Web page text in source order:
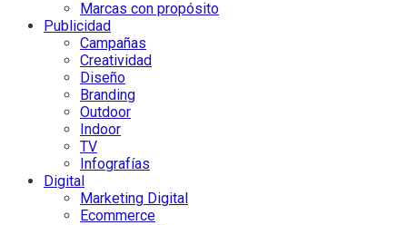
Marcas con propósito
Publicidad
Campañas
Creatividad
Diseño
Branding
Outdoor
Indoor
TV
Infografías
Digital
Marketing Digital
Ecommerce